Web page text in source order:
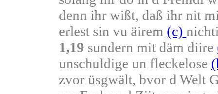
denn ihr wißt, daß ihr nit
erlest sin vu äirem (c)
1,19 sundern mit däm diire
unschuldige un fleckelose
zvor üsgwält, bvor d Welt